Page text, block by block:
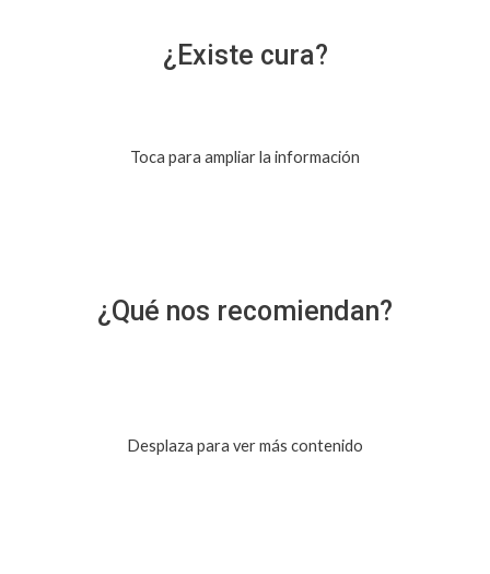
¿Existe cura?
Toca para ampliar la información
¿Qué nos recomiendan?
Desplaza para ver más contenido